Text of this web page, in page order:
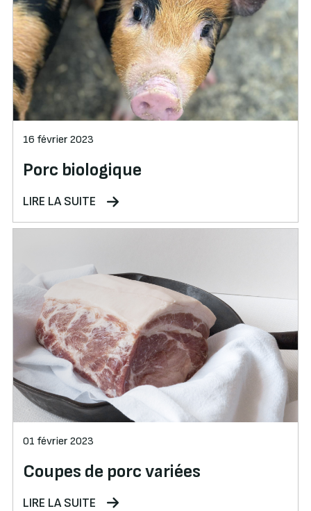
16 février 2023
Porc biologique
LIRE LA SUITE
01 février 2023
Coupes de porc variées
LIRE LA SUITE